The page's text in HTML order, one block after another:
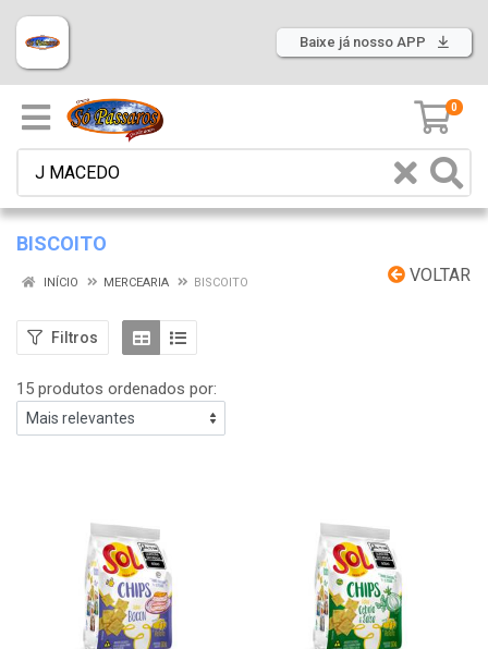
Baixe já nosso APP
0
BISCOITO
VOLTAR
INÍCIO MERCEARIA BISCOITO
Filtros
15 produtos ordenados por: